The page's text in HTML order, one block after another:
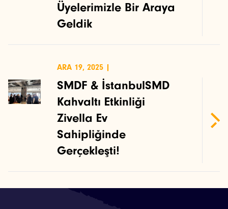
Etkinlikler
Bültenler
Üyelerimizle Bir Araya
Geldik
ARA 19, 2025 |
SMDF & İstanbulSMD
Kahvaltı Etkinliği
Zivella Ev
Sahipliğinde
Gerçekleşti!